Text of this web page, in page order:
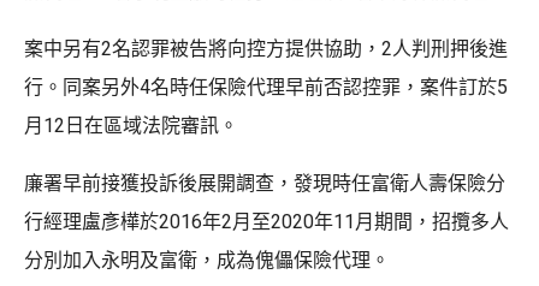
案中另有2名認罪被告將向控方提供協助，2人判刑押後進
行。同案另外4名時任保險代理早前否認控罪，案件訂於5
月12日在區域法院審訊。
廉署早前接獲投訴後展開調查，發現時任富衛人壽保險分
行經理盧彥樺於2016年2月至2020年11月期間，招攬多人
分別加入永明及富衛，成為傀儡保險代理。